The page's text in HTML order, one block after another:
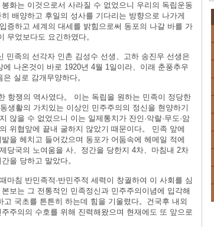
화는 이것으로서 사라질 수 없었으니 우리의 독립운동
배양하고 후일의 성사를 기다리는 방향으로 나가게
증하고 세계의 대세를 밝힘으로써 동포의 나갈 바를 가
무었보다도 요긴하였다。
민족의 선각자 인촌 김성수 선생、고하 송진우 선생은
나온것이 바로 1920년 4월 1일이라、이래 춘풍추우
실로 감개무양하다。
항쟁의 역사였다。 이는 독립을 원하는 민족이 정당한
생활의 가치있는 이상인 민주주의의 정신을 현양하기
않을 수 없었으니 이는 일제통치가 잔인·악랄·무도·암
위협앞에 끝내 굴하지 않았기 때문이다。 민족 앞에
을 헤치고 들어갔으며 동포가 어둠속에 헤메일 적에
당국의 노여움을 사、정간을 당한지 4차、마침내 2차
을 당하고 말았다。
침 반민족적·반민주적 세력이 창궐하여 이 사회를 심
보는 그 전통적인 민족정신과 민주주의이념에 입각해
국초를 튼튼히 하는데 힘을 기울렸다。건국후 내외
주의의 수호를 위해 진력해왔으며 현재에도 또 앞으로